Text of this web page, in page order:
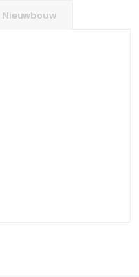
Nieuwbouw